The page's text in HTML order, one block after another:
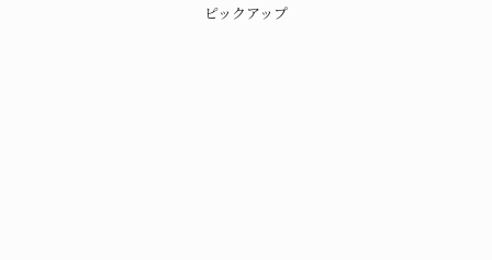
ピックアップ